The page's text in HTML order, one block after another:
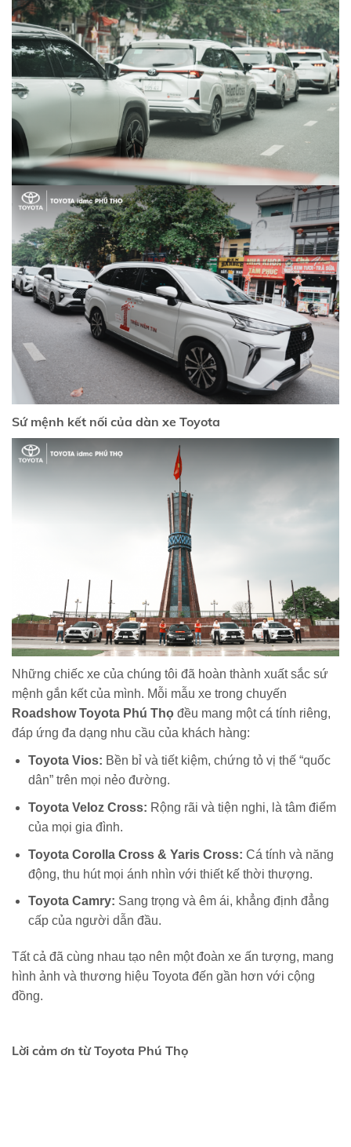
Sứ mệnh kết nối của dàn xe Toyota
Những chiếc xe của chúng tôi đã hoàn thành xuất sắc sứ
mệnh gắn kết của mình. Mỗi mẫu xe trong chuyến
Roadshow Toyota Phú Thọ đều mang một cá tính riêng,
đáp ứng đa dạng nhu cầu của khách hàng:
Toyota Vios: Bền bỉ và tiết kiệm, chứng tỏ vị thế “quốc
dân” trên mọi nẻo đường.
Toyota Veloz Cross: Rộng rãi và tiện nghi, là tâm điểm
của mọi gia đình.
Toyota Corolla Cross & Yaris Cross: Cá tính và năng
động, thu hút mọi ánh nhìn với thiết kế thời thượng.
Toyota Camry: Sang trọng và êm ái, khẳng định đẳng
cấp của người dẫn đầu.
Tất cả đã cùng nhau tạo nên một đoàn xe ấn tượng, mang
hình ảnh và thương hiệu Toyota đến gần hơn với cộng
đồng.
Lời cảm ơn từ Toyota Phú Thọ